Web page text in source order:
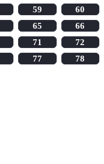
59
60
65
66
71
72
77
78